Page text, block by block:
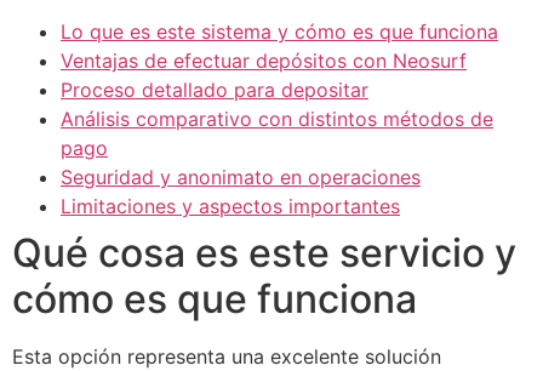
Lo que es este sistema y cómo es que funciona
Ventajas de efectuar depósitos con Neosurf
Proceso detallado para depositar
Análisis comparativo con distintos métodos de
pago
Seguridad y anonimato en operaciones
Limitaciones y aspectos importantes
Qué cosa es este servicio y
cómo es que funciona
Esta opción representa una excelente solución